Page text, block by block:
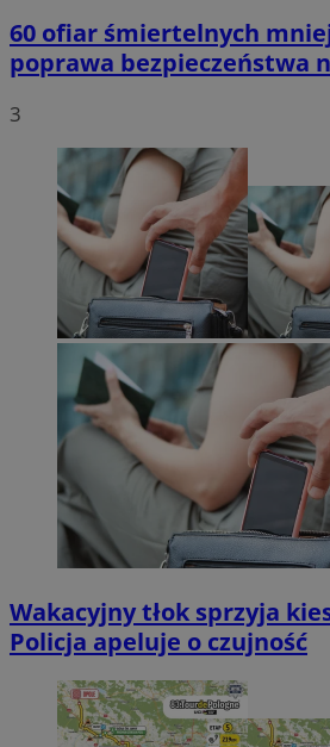
60 ofiar śmiertelnych
poprawa bezpieczeństwa
3
Wakacyjny tłok sprzyja
Policja apeluje o czujność